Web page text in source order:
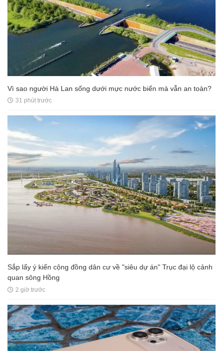
Vì sao người Hà Lan sống dưới mực nước biển mà vẫn an toàn?
31 phút trước
Sắp lấy ý kiến cộng đồng dân cư về "siêu dự án" Trục đại lộ cảnh
quan sông Hồng
2 giờ trước